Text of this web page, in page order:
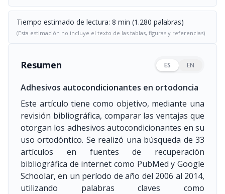
Tiempo estimado de lectura: 8 min (1.280 palabras)
(Esta estimación no incluye el texto de las tablas, figuras y referencias)
Resumen ES EN
Adhesivos autocondicionantes en ortodoncia
Este artículo tiene como objetivo, mediante una
revisión bibliográfica, comparar las ventajas que
otorgan los adhesivos autocondicionantes en su
uso ortodóntico. Se realizó una búsqueda de 33
artículos en fuentes de recuperación
bibliográfica de internet como PubMed y Google
Schoolar, en un período de año del 2006 al 2014,
utilizando palabras claves como